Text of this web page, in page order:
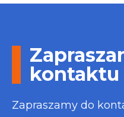
kontaktu
Zapraszamy do